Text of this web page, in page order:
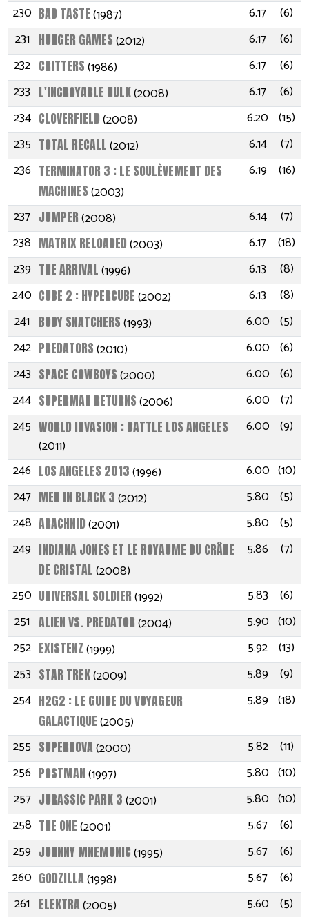
230 BAD TASTE(1987) 6.17
(6)
231 HUNGER GAMES(2012) 6.17
(6)
232 CRITTERS(1986) 6.17
(6)
233 L'INCROYABLE HULK(2008) 6.17
(6)
234 CLOVERFIELD(2008) 6.20 (15)
235 TOTAL RECALL(2012) 6.14
(7)
236 TERMINATOR 3 : LE SOULÈVEMENT DES
MACHINES(2003)
6.19 (16)
237 JUMPER(2008) 6.14
(7)
238 MATRIX RELOADED(2003) 6.17 (18)
239 THE ARRIVAL(1996) 6.13
(8)
240 CUBE 2 : HYPERCUBE(2002) 6.13
(8)
241 BODY SNATCHERS(1993) 6.00 (5)
242 PREDATORS(2010) 6.00 (6)
243 SPACE COWBOYS(2000) 6.00 (6)
244 SUPERMAN RETURNS(2006) 6.00 (7)
245 WORLD INVASION : BATTLE LOS ANGELES
(2011)
6.00 (9)
246 LOS ANGELES 2013(1996) 6.00 (10)
247 MEN IN BLACK 3(2012) 5.80 (5)
248 ARACHNID(2001) 5.80 (5)
249 INDIANA JONES ET LE ROYAUME DU CRÂNE
DE CRISTAL(2008)
5.86 (7)
250 UNIVERSAL SOLDIER(1992) 5.83
(6)
251 ALIEN VS. PREDATOR(2004) 5.90 (10)
252 EXISTENZ(1999) 5.92 (13)
253 STAR TREK(2009) 5.89
(9)
254 H2G2 : LE GUIDE DU VOYAGEUR
GALACTIQUE(2005)
5.89 (18)
255 SUPERNOVA(2000) 5.82
(11)
256 POSTMAN(1997) 5.80 (10)
257 JURASSIC PARK 3(2001) 5.80 (10)
258 THE ONE(2001) 5.67
(6)
259 JOHNNY MNEMONIC(1995) 5.67
(6)
260 GODZILLA(1998) 5.67
(6)
261 ELEKTRA(2005) 5.60 (5)